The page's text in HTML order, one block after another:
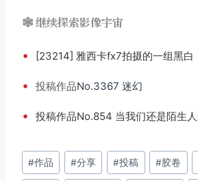
🕸️ 继续探索影像宇宙
• [23214] 雅西卡fx7拍摄的一组黑白
• 投稿作品No.3367 迷幻
• 投稿作品No.854 当我们还是陌生
文
章
#作品 #分享 #投稿 #胶卷